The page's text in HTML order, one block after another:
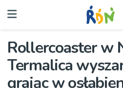
Rollercoaster w
Termalica
grając w